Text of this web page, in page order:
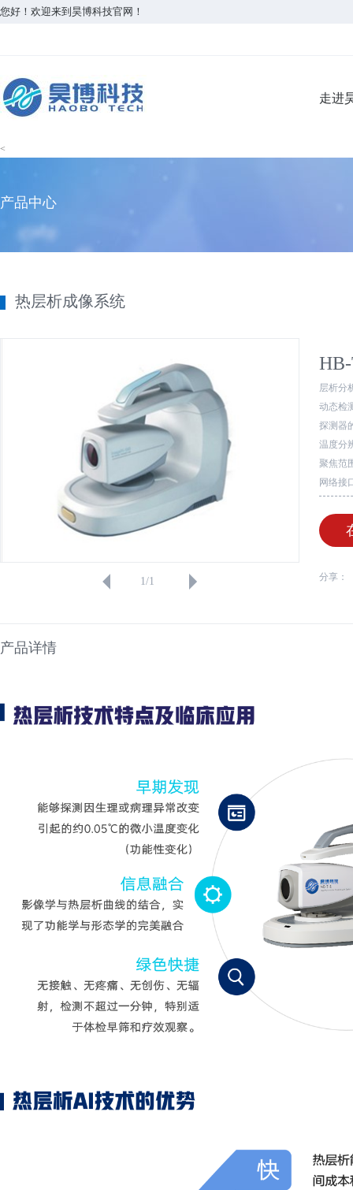
您好！欢迎来到昊博科技官网！
走进
<
产品中心
热层析成像系统
1/1
层析分
动态检
探测器
温度分
聚焦范
网络接
分享：
产品详情